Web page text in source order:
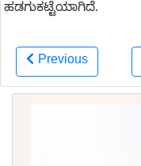
ಹಡಗುಕಟ್ಟೆಯಾಗಿದೆ.
Previous